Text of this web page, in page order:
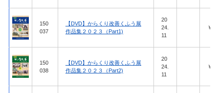
150
037
【DVD】からくり改善くふう展
作品集２０２３（Part1)
20
24.
11
￥
150
038
【DVD】からくり改善くふう展
作品集２０２３（Part2)
20
24.
11
￥